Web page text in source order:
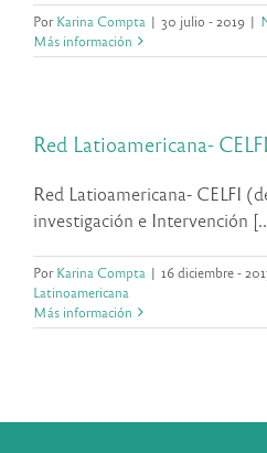
PorKarina Compta | 30 julio - 2019 |
Más información
Red Latioamericana- CELFI
Red Latioamericana- CELFI
investigación e Intervención
PorKarina Compta | 16 diciembre -
Latinoamericana
Más información